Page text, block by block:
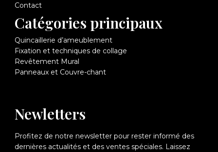
Contact
Catégories principaux
Quincaillerie d’ameublement
Fixation et techniques de collage
Revêtement Mural
Panneaux et Couvre-chant
Newletters
Profitez de notre newsletter pour rester informé des
dernières actualités et des ventes spéciales. Laissez